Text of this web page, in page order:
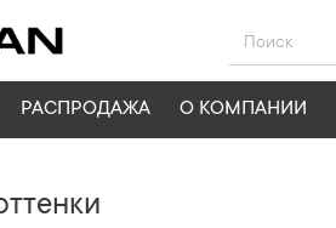
О КОМПАНИИ
РАСПРОДАЖА